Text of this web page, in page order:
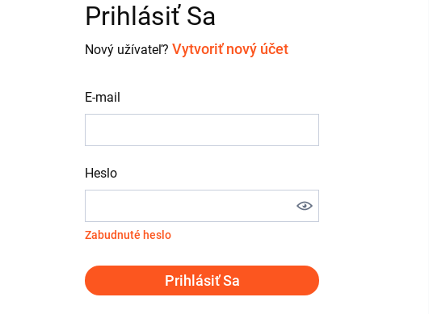
Prihlásiť Sa
Nový užívateľ? Vytvoriť nový účet
E-mail
Heslo
Zabudnuté heslo
Prihlásiť Sa